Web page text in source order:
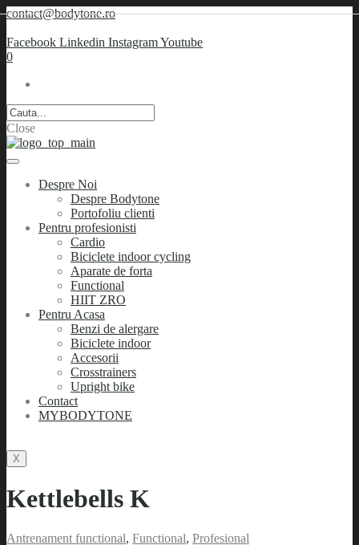
contact@bodytone.ro
Facebook Linkedin InstagramYoutube
0
Close
Despre Noi
Despre Bodytone
Portofoliu clienti
Pentru profesionisti
Cardio
Biciclete indoor cycling
Aparate de forta
Functional
HIIT ZRO
Pentru Acasa
Benzi de alergare
Biciclete indoor
Accesorii
Crosstrainers
Upright bike
Contact
MYBODYTONE
X
Kettlebells K
Antrenament functional, Functional, Profesional